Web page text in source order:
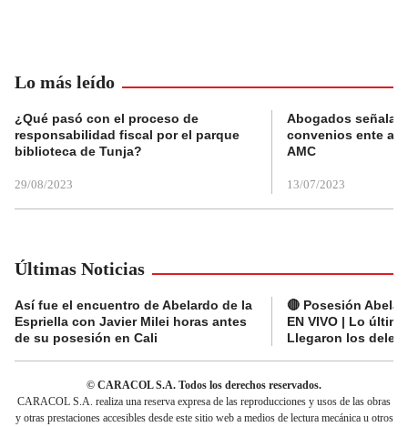
Lo más leído
¿Qué pasó con el proceso de
responsabilidad fiscal por el parque
biblioteca de Tunja?
29/08/2023
Abogados
convenios ente
AMC
13/07/2023
Últimas Noticias
Así fue el encuentro de Abelardo de la
Espriella con Javier Milei horas antes
de su posesión en Cali
🔴 Posesión
EN VIVO | Lo
Llegaron los
© CARACOL S.A. Todos los derechos reservados.
CARACOL S.A. realiza una reserva expresa de las reproducciones y usos de las obras
y otras prestaciones accesibles desde este sitio web a medios de lectura mecánica u otros